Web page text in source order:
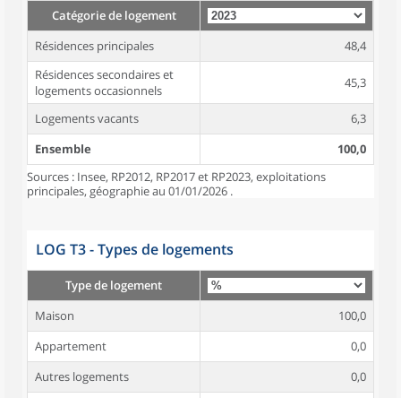
Catégorie de logement
Résidences principales
48,4
Résidences secondaires et
logements occasionnels
45,3
Logements vacants
6,3
Ensemble
100,0
Sources : Insee, RP2012, RP2017 et RP2023, exploitations
principales, géographie au 01/01/2026 .
LOG T3 - Types de logements
Type de logement
Maison
100,0
Appartement
0,0
Autres logements
0,0